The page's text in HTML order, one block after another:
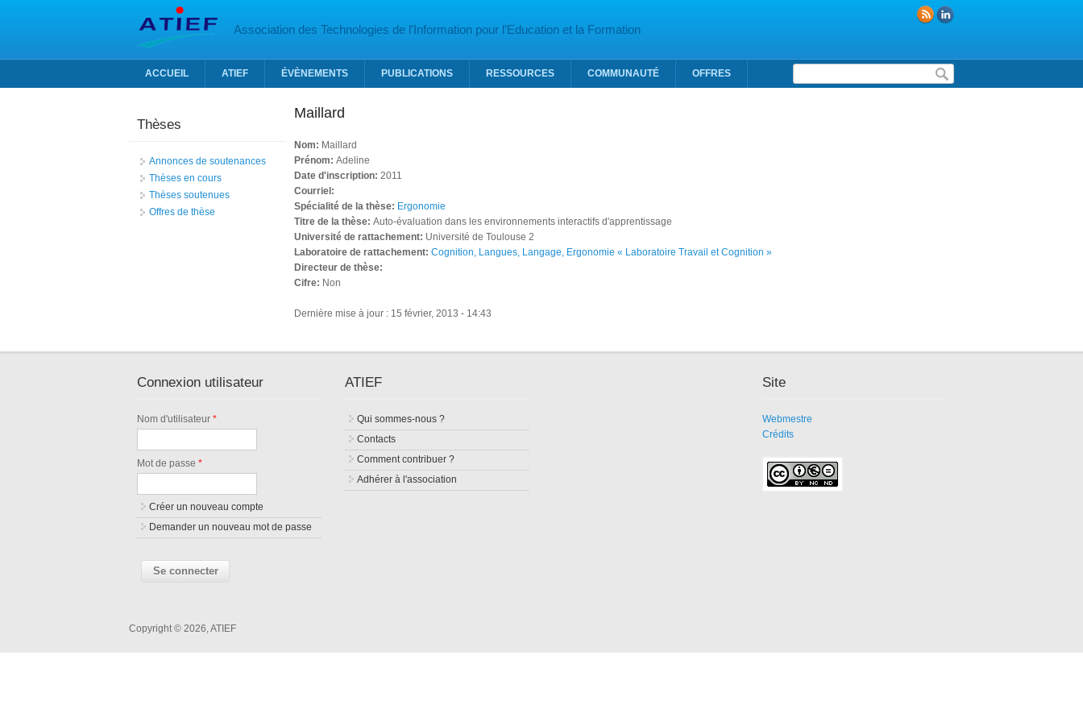
Association des Technologies de l’Information pour l’Education et la Formation
Formulaire de recherche
ACCUEIL ATIEF ÉVÈNEMENTS PUBLICATIONS RESSOURCES COMMUNAUTÉ OFFRES
Maillard
Nom: Maillard
Prénom: Adeline
Date d'inscription: 2011
Courriel:
Spécialité de la thèse: Ergonomie
Titre de la thèse: Auto-évaluation dans les environnements interactifs d'apprentissage
Université de rattachement: Université de Toulouse 2
Laboratoire de rattachement: Cognition, Langues, Langage, Ergonomie « Laboratoire Travail et Cognition »
Directeur de thèse:
Cifre: Non
Dernière mise à jour : 15 février, 2013 - 14:43
Thèses
Annonces de soutenances
Thèses en cours
Thèses soutenues
Offres de thèse
Connexion utilisateur
Nom d'utilisateur*
Mot de passe*
Créer un nouveau compte
Demander un nouveau mot de passe
ATIEF
Qui sommes-nous ?
Contacts
Comment contribuer ?
Adhérer à l'association
Site
Webmestre
Crédits
Copyright © 2026, ATIEF